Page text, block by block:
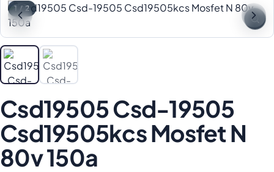
1/2
Csd19505 Csd-19505
Csd19505kcs Mosfet N
80v 150a